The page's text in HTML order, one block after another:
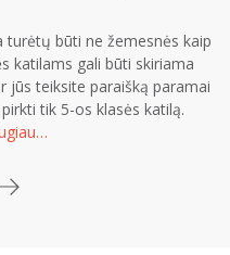
turėtų būti ne žemesnės kaip
katilams gali būti skiriama
jūs teiksite paraišką paramai
tik 5-os klasės katilą.